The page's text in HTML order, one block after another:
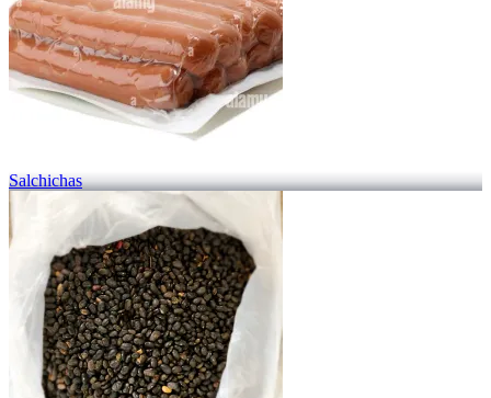
Salchichas